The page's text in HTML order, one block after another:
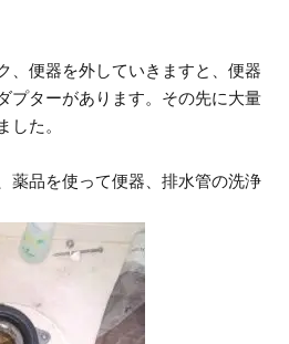
、便器を外していきますと、便器
プターがあります。その先に大量
した。
薬品を使って便器、排水管の洗浄